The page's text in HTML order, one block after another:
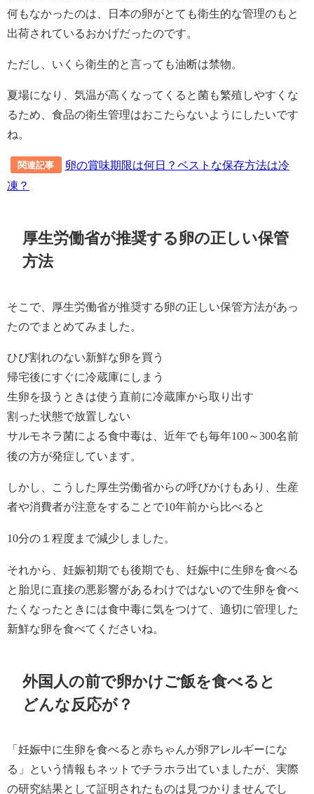
何もなかったのは、日本の卵がとても衛生的な管理のもと
出荷されているおかげだったのです。
ただし、いくら衛生的と言っても油断は禁物。
夏場になり、気温が高くなってくると菌も繁殖しやすくな
るため、食品の衛生管理はおこたらないようにしたいです
ね。
関連記事
卵の賞味期限は何日？ベストな保存方法は冷
凍？
厚生労働省が推奨する卵の正しい保管
方法
そこで、厚生労働省が推奨する卵の正しい保管方法があっ
たのでまとめてみました。
ひび割れのない新鮮な卵を買う
帰宅後にすぐに冷蔵庫にしまう
生卵を扱うときは使う直前に冷蔵庫から取り出す
割った状態で放置しない
サルモネラ菌による食中毒は、近年でも毎年100～300名前
後の方が発症しています。
しかし、こうした厚生労働省からの呼びかけもあり、生産
者や消費者が注意をすることで10年前から比べると
10分の１程度まで減少しました。
それから、妊娠初期でも後期でも、妊娠中に生卵を食べる
と胎児に直接の悪影響があるわけではないので生卵を食べ
たくなったときには食中毒に気をつけて、適切に管理した
新鮮な卵を食べてくださいね。
外国人の前で卵かけご飯を食べると
どんな反応が？
「妊娠中に生卵を食べると赤ちゃんが卵アレルギーにな
る」という情報もネットでチラホラ出ていましたが、実際
の研究結果として証明されたものは見つかりませんでし